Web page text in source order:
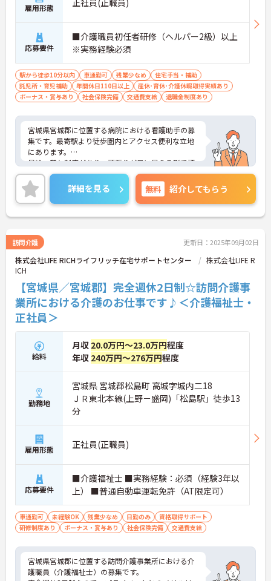
雇用形態 正社員(正職員)
応募要件
■介護職員初任者研修（ヘルパー2級）以上
※実務経験必須
駅から徒歩10分以内 車通勤可 残業少なめ
住宅手当・補助
託児所・育児補助
年間休日110日以上
産休･育休･介護休暇取得実績あり
ボーナス・賞与あり
社会保険完備 交通費支給 退職金制度あり
宮城県宮城郡に位置する病院における看護助手の募
集です。最寄駅より徒歩圏内とアクセス便利な立地
にあります。
昇給・賞与制度があり、頑張りが目に見える形で評
価されるので、モチベーションアップにつながりま
す。年間休日は110日あり、休日もしっかりとれる
ので、メリハリをつけた働き方も可能です。
ご興味のある方には、面接対策ポイントなど、さら
に詳細をお話しいたしますのでお気軽にご相談くだ
詳細を見る 無料 紹介してもらう
訪問介護 更新日：2025年09月02日
株式会社LIFE RICHライフリッチ在宅サポートセンター
株式会社LIFE R
ICH
【宮城県／宮城郡】完全週休2日制☆訪問介護事
業所における介護のお仕事です♪＜介護福祉士・
正社員＞
給料
月収 20.0万円～23.0万円程度
年収 240万円～276万円程度
勤務地
宮城県 宮城郡松島町 高城字城内二18
ＪＲ東北本線(上野－盛岡)「松島駅」徒歩13
分
雇用形態 正社員(正職員)
応募要件
■介護福祉士 ■実務経験：必須（経験3年以
上） ■普通自動車運転免許（AT限定可）
車通勤可 未経験OK 残業少なめ 日勤のみ
資格取得サポート
研修制度あり
ボーナス・賞与あり 社会保険完備 交通費支給
宮城県宮城郡に位置する訪問介護事業所における介
護職員（介護福祉士）の募集です。